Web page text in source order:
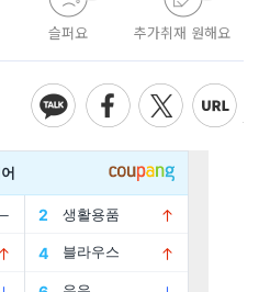
슬퍼요 추가취재 원해요